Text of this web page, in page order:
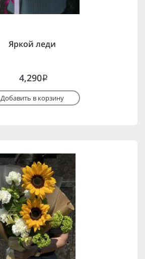
Яркой леди
4,290i
Добавить в корзину